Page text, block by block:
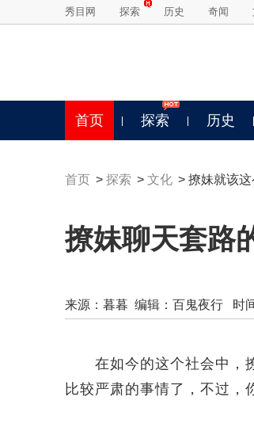
秀目网 探索 历史 奇闻
首页 探索 历史
首页 > 探索 > 文化 > 撩妹就该
撩妹聊天套路
来源： 暮暮 编辑：百鬼夜行 时
在如今的这个社会中，撩
比较严肃的事情了，不过，